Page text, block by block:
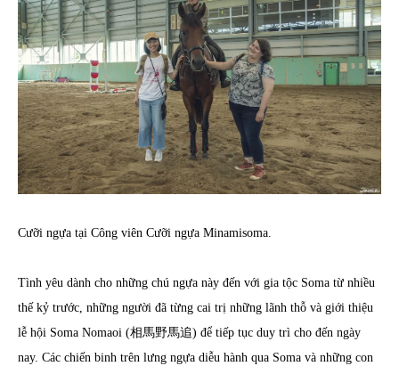
Cưỡi ngựa tại Công viên Cưỡi ngựa Minamisoma.
Tình yêu dành cho những chú ngựa này đến với gia tộc Soma từ nhiều
thế kỷ trước, những người đã từng cai trị những lãnh thỗ và giới thiệu
lễ hội Soma Nomaoi (相馬野馬追) để tiếp tục duy trì cho đến ngày
nay. Các chiến binh trên lưng ngựa diễu hành qua Soma và những con